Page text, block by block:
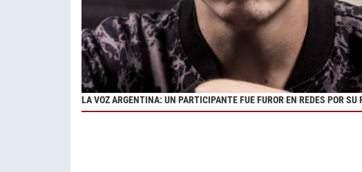
LA VOZ ARGENTINA: UN PARTICIPANTE FUE FUROR EN REDES POR SU